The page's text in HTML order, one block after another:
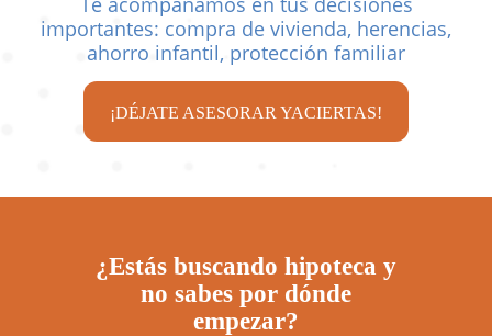
importantes: compra de vivienda, herencias,
ahorro infantil, protección familiar
¡DÉJATE ASESORAR YACIERTAS!
¿Estás buscando hipoteca y
no sabes por dónde
empezar?